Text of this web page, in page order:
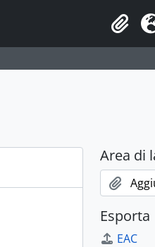
Area di
Area di
Esporta
EAC